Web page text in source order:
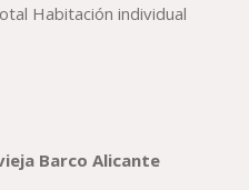
Habitación individual
Barco Alicante